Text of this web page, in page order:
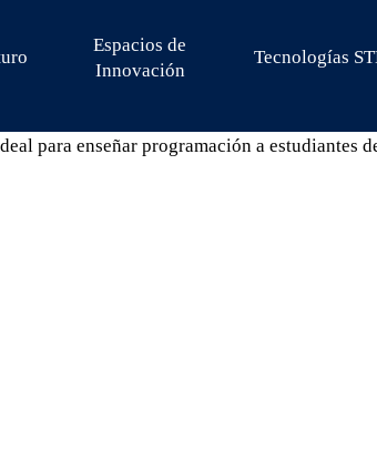
Espacios de
Innovación
Tecnologías
para enseñar programación a estudiantes